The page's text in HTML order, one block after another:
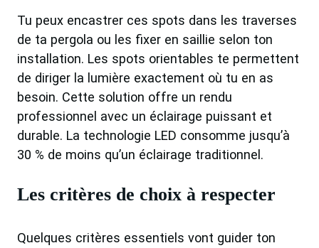
Tu peux encastrer ces spots dans les traverses
de ta pergola ou les fixer en saillie selon ton
installation. Les spots orientables te permettent
de diriger la lumière exactement où tu en as
besoin. Cette solution offre un rendu
professionnel avec un éclairage puissant et
durable. La technologie LED consomme jusqu’à
30 % de moins qu’un éclairage traditionnel.
Les critères de choix à respecter
Quelques critères essentiels vont guider ton